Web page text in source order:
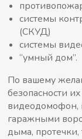
системы
(СКУД)
системы
“умный дом”.
По вашему
безопасности
видеодомофон,
гаражными
дыма, протечки,